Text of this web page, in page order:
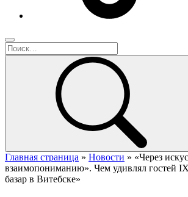
Главная страница » Новости » «Через
взаимопониманию». Чем удивлял гостей
базар в Витебске»